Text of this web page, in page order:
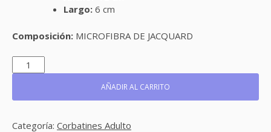
Largo: 6 cm
Composición: MICROFIBRA DE JACQUARD
CB284
CANTIDAD
AÑADIR AL CARRITO
Categoría: Corbatines Adulto